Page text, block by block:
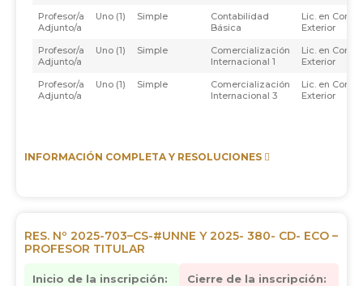
Profesor/a
Adjunto/a
Uno (1) Simple
Contabilidad
Básica
Lic. en
Exterior
Profesor/a
Adjunto/a
Uno (1) Simple
Comercialización
Internacional 1
Lic. en
Exterior
Profesor/a
Adjunto/a
Uno (1) Simple
Comercialización
Internacional 3
Lic. en
Exterior
INFORMACIÓN COMPLETA Y RESOLUCIONES
RES. Nº 2025-703–CS-#UNNE Y 2025- 380- CD- ECO –
PROFESOR TITULAR
Inicio de la inscripción:
Cierre de la inscripción: